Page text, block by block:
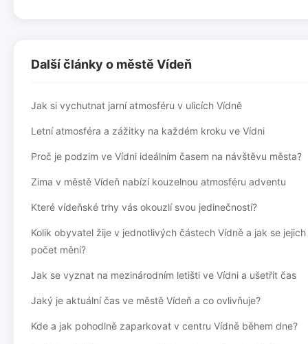
Další články o městě Vídeň
Jak si vychutnat jarní atmosféru v ulicích Vídně
Letní atmosféra a zážitky na každém kroku ve Vídni
Proč je podzim ve Vídni ideálním časem na návštěvu města?
Zima v městě Vídeň nabízí kouzelnou atmosféru adventu
Které vídeňské trhy vás okouzlí svou jedinečností?
Kolik obyvatel žije v jednotlivých částech Vídně a jak se jejich
počet mění?
Jak se vyznat na mezinárodním letišti ve Vídni a ušetřit čas
Jaký je aktuální čas ve městě Vídeň a co ovlivňuje?
Kde a jak pohodlně zaparkovat v centru Vídně během dne?